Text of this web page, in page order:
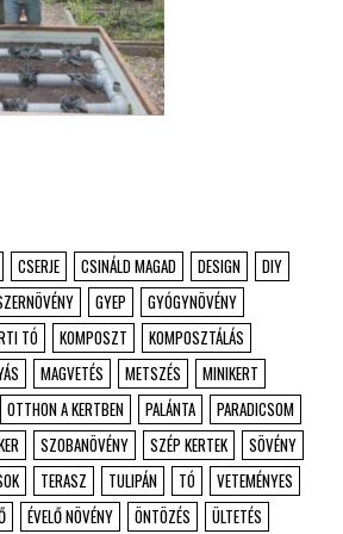
CSERJE CSINÁLD MAGAD DESIGN
DIY
GYEP
GYÓGYNÖVÉNY
TÓ KOMPOSZT
KOMPOSZTÁLÁS
MAGVETÉS METSZÉS
MINIKERT
OTTHON A KERTBEN PALÁNTA
PARADICSOM
SZOBANÖVÉNY SZÉP KERTEK
SÖVÉNY
TERASZ TULIPÁN TÓ
VETEMÉNYES
ÉVELŐ NÖVÉNY ÖNTÖZÉS ÜLTETÉS